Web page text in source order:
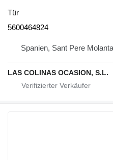
Tür
5600464824
Spanien, Sant Pere
LAS COLINAS OCASION, S.L.